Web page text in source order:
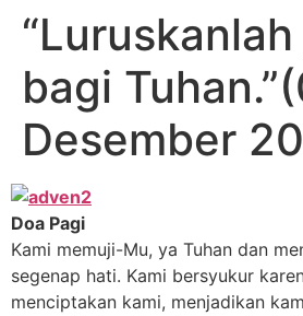
bagi
Desember
Doa Pagi
Kami memuji-Mu, ya Tuhan dan
segenap hati. Kami bersyukur
menciptakan kami, menjadikan